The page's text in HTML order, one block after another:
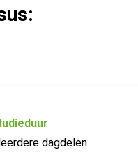
dagdelen